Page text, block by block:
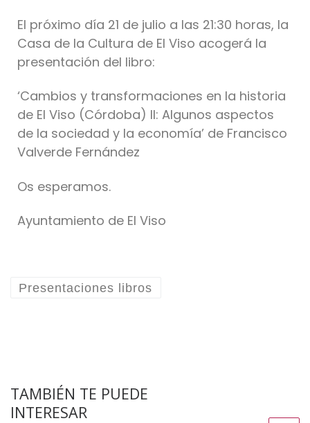
El próximo día 21 de julio a las 21:30 horas, la
Casa de la Cultura de El Viso acogerá la
presentación del libro:
‘Cambios y transformaciones en la historia
de El Viso (Córdoba) II: Algunos aspectos
de la sociedad y la economía’ de Francisco
Valverde Fernández
Os esperamos.
Ayuntamiento de El Viso
Presentaciones libros
TAMBIÉN TE PUEDE
INTERESAR